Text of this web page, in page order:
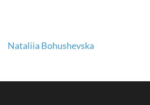
Beitragsnavigation
Nataliia Bohushevska